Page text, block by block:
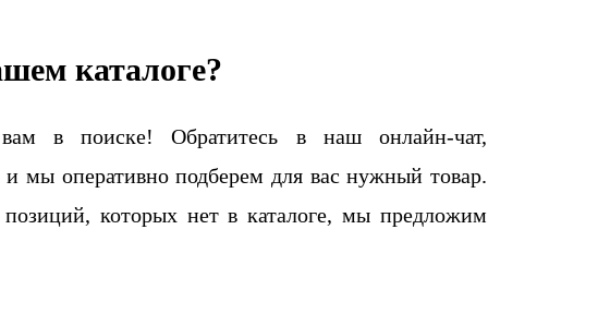
каталоге?
в поиске! Обратитесь в наш онлайн-чат,
мы оперативно подберем для вас нужный товар.
которых нет в каталоге, мы предложим